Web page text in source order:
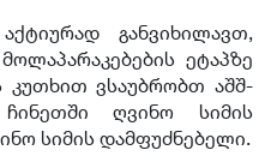
განვიხილავთ,
ეტაპზე
კუთხით ვსაუბრობთ აშშ-
ღვინო სიმის
სიმის დამფუძნებელი.